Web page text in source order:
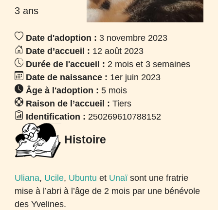
3 ans
Date d'adoption : 3 novembre 2023
Date d’accueil : 12 août 2023
Durée de l'accueil : 2 mois et 3 semaines
Date de naissance : 1er juin 2023
Âge à l'adoption : 5 mois
Raison de l’accueil : Tiers
Identification : 250269610788152
Histoire
Uliana, Ucile, Ubuntu et Unaï sont une fratrie
mise à l’abri à l’âge de 2 mois par une bénévole
des Yvelines.